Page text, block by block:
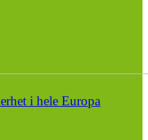
i hele Europa